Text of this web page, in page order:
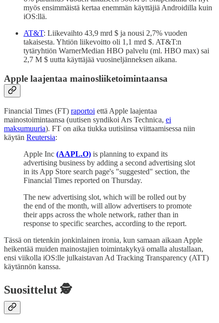
myös ensimmäistä kertaa enemmän käyttäjiä Androidilla kuin
iOS:llä.
AT&T: Liikevaihto 43,9 mrd $ ja nousi 2,7% vuoden
takaisesta. Yhtiön liikevoitto oli 1,1 mrd $. AT&T:n
tytäryhtiön WarnerMedian HBO palvelu (ml. HBO max) sai
2,7 M $ uutta käyttäjää vuosineljänneksen aikana.
Apple laajentaa mainosliiketoimintaansa
Financial Times (FT) raportoi että Apple laajentaa
mainostoimintaansa (uutisen syndikoi Ars Technica, ei
maksumuuria). FT on aika tiukka uutisiinsa viittaamisessa niin
käytän Reutersia:
Apple Inc (AAPL.O) is planning to expand its
advertising business by adding a second advertising slot
in its App Store search page's "suggested" section, the
Financial Times reported on Thursday.
The new advertising slot, which will be rolled out by
the end of the month, will allow advertisers to promote
their apps across the whole network, rather than in
response to specific searches, according to the report.
Tässä on tietenkin jonkinlainen ironia, kun samaan aikaan Apple
heikentää muiden mainostajien toimintakykyä omalla alustallaan,
ensi viikolla iOS:lle julkaistavan Ad Tracking Transparency (ATT)
käytännön kanssa.
Suosittelut 🕵️